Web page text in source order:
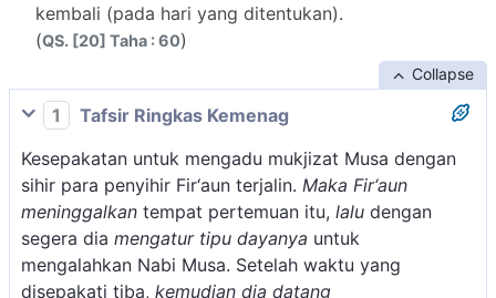
kembali (pada hari yang ditentukan).
(QS. [20] Taha : 60)
Collapse
1
Tafsir Ringkas Kemenag
Kesepakatan untuk mengadu mukjizat Musa dengan
sihir para penyihir Fir‘aun terjalin. Maka Fir‘aun
meninggalkan tempat pertemuan itu, lalu dengan
segera dia mengatur tipu dayanya untuk
mengalahkan Nabi Musa. Setelah waktu yang
disepakati tiba, kemudian dia datang